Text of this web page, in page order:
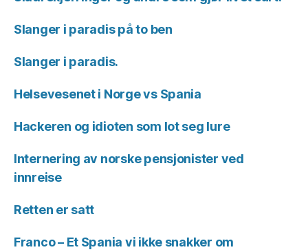
Slanger i paradis på to ben
Slanger i paradis.
Helsevesenet i Norge vs Spania
Hackeren og idioten som lot seg lure
Internering av norske pensjonister ved
innreise
Retten er satt
Franco – Et Spania vi ikke snakker om